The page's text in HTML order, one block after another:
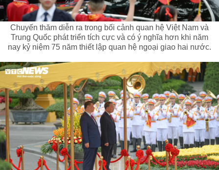
Chuyến thăm diễn ra trong bối cảnh quan hệ Việt Nam và
Trung Quốc phát triển tích cực và có ý nghĩa hơn khi năm
nay kỷ niệm 75 năm thiết lập quan hệ ngoại giao hai nước.